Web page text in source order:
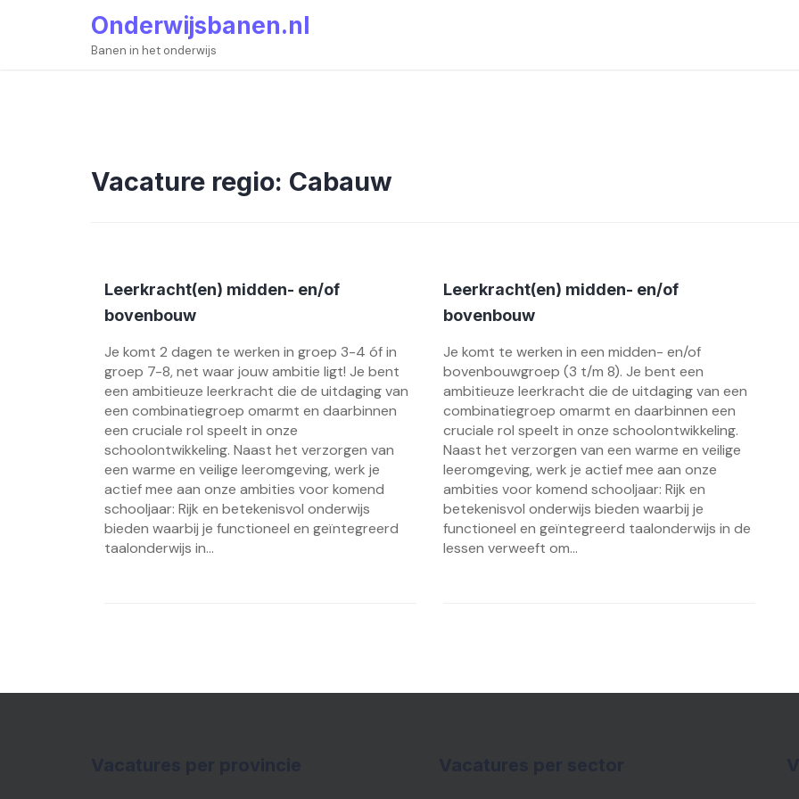
Onderwijsbanen.nl
Banen in het onderwijs
Vacature regio: Cabauw
Leerkracht(en) midden- en/of
bovenbouw
Je komt 2 dagen te werken in groep 3-4 óf in
groep 7-8, net waar jouw ambitie ligt! Je bent
een ambitieuze leerkracht die de uitdaging van
een combinatiegroep omarmt en daarbinnen
een cruciale rol speelt in onze
schoolontwikkeling. Naast het verzorgen van
een warme en veilige leeromgeving, werk je
actief mee aan onze ambities voor komend
schooljaar: Rijk en betekenisvol onderwijs
bieden waarbij je functioneel en geïntegreerd
taalonderwijs in...
Leerkracht(en) midden- en/of
bovenbouw
Je komt te werken in een midden- en/of
bovenbouwgroep (3 t/m 8). Je bent een
ambitieuze leerkracht die de uitdaging van een
combinatiegroep omarmt en daarbinnen een
cruciale rol speelt in onze schoolontwikkeling.
Naast het verzorgen van een warme en veilige
leeromgeving, werk je actief mee aan onze
ambities voor komend schooljaar: Rijk en
betekenisvol onderwijs bieden waarbij je
functioneel en geïntegreerd taalonderwijs in de
lessen verweeft om...